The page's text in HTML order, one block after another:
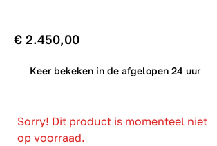
€ 2.450,00
Keer bekeken in de afgelopen 24 uur
Sorry! Dit product is momenteel niet
op voorraad.